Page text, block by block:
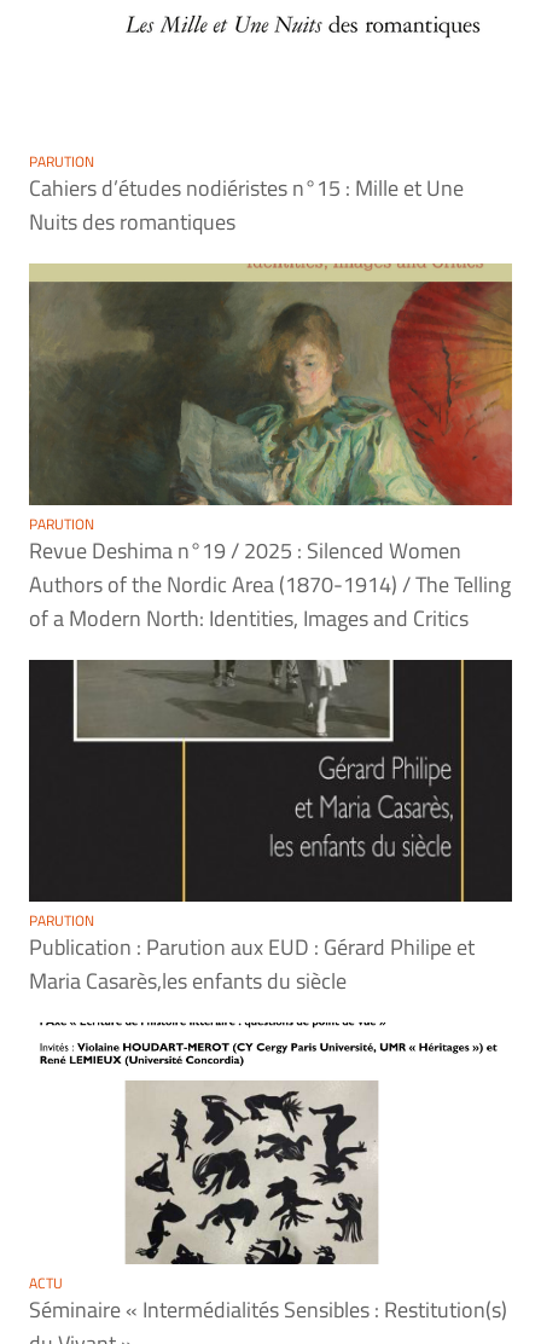
PARUTION
Cahiers d’études nodiéristes n°15 : Mille et Une
Nuits des romantiques
PARUTION
Revue Deshima n°19 / 2025 : Silenced Women
Authors of the Nordic Area (1870-1914) / The Telling
of a Modern North: Identities, Images and Critics
PARUTION
Publication : Parution aux EUD : Gérard Philipe et
Maria Casarès,les enfants du siècle
ACTU
Séminaire « Intermédialités Sensibles : Restitution(s)